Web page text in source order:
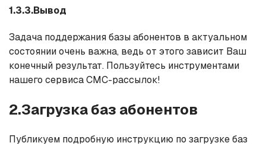
1.3.3.Вывод
Задача поддержания базы абонентов в актуальном
состоянии очень важна, ведь от этого зависит Ваш
конечный результат. Пользуйтесь инструментами
нашего сервиса СМС-рассылок!
2.Загрузка баз абонентов
Публикуем подробную инструкцию по загрузке баз